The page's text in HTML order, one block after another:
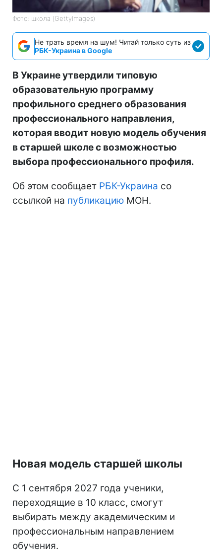
Фото: школа (GettyImages)
Не трать время на шум! Читай только суть из
РБК-Украина в Google
В Украине утвердили типовую
образовательную программу
профильного среднего образования
профессионального направления,
которая вводит новую модель обучения
в старшей школе с возможностью
выбора профессионального профиля.
Об этом сообщает РБК-Украина со
ссылкой на публикацию МОН.
Новая модель старшей школы
С 1 сентября 2027 года ученики,
переходящие в 10 класс, смогут
выбирать между академическим и
профессиональным направлением
обучения.